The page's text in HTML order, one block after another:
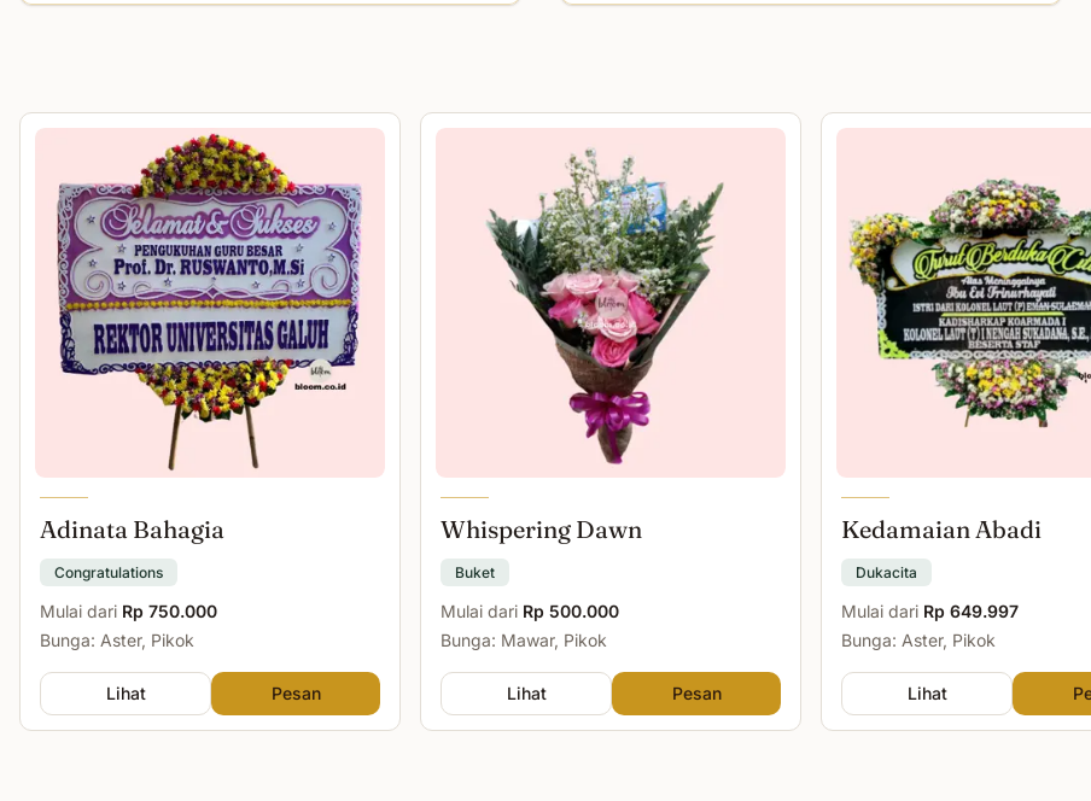
Adinata Bahagia
Congratulations
Mulai dari Rp 750.000
Bunga: Aster, Pikok
Lihat Pesan
Whispering Dawn
Buket
Mulai dari Rp 500.000
Bunga: Mawar, Pikok
Lihat Pesan
Kedamaian Abadi
Dukacita
Mulai dari Rp 649.997
Bunga: Aster, Pikok
Lihat